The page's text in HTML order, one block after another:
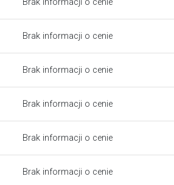
Brak informacji o cenie
Brak informacji o cenie
Brak informacji o cenie
Brak informacji o cenie
Brak informacji o cenie
Brak informacji o cenie